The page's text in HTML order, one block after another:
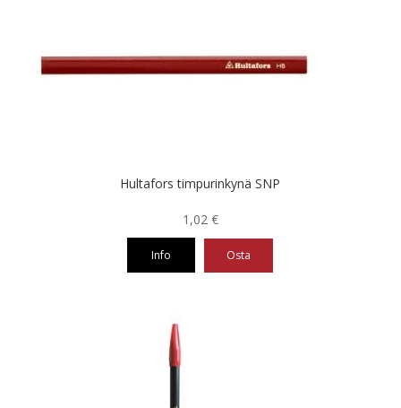
Hultafors timpurinkynä SNP
1,02 €
Info Osta